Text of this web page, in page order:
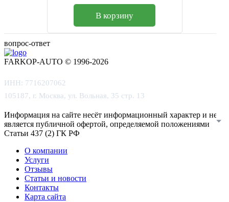
В корзину
вопрос-ответ
FARKOP-AUTO © 1996-2026
ИНН: 7716207062
105187, г. Москва, ул. Вольная, 35 стр. 13
Информация на сайте несёт информационный характер и не
является публичной офертой, определяемой положениями
Статьи 437 (2) ГК РФ
О компании
Услуги
Отзывы
Статьи и новости
Контакты
Карта сайта